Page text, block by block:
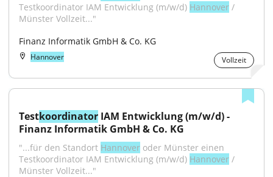
Testkoordinator IAM Entwicklung (m/w/d) Hannover /
Münster Vollzeit..."
Finanz Informatik GmbH & Co. KG
Hannover Vollzeit
Testkoordinator IAM Entwicklung (m/w/d) -
Finanz Informatik GmbH & Co. KG
"...für den Standort Hannover oder Münster einen
Testkoordinator IAM Entwicklung (m/w/d) Hannover /
Münster Vollzeit..."